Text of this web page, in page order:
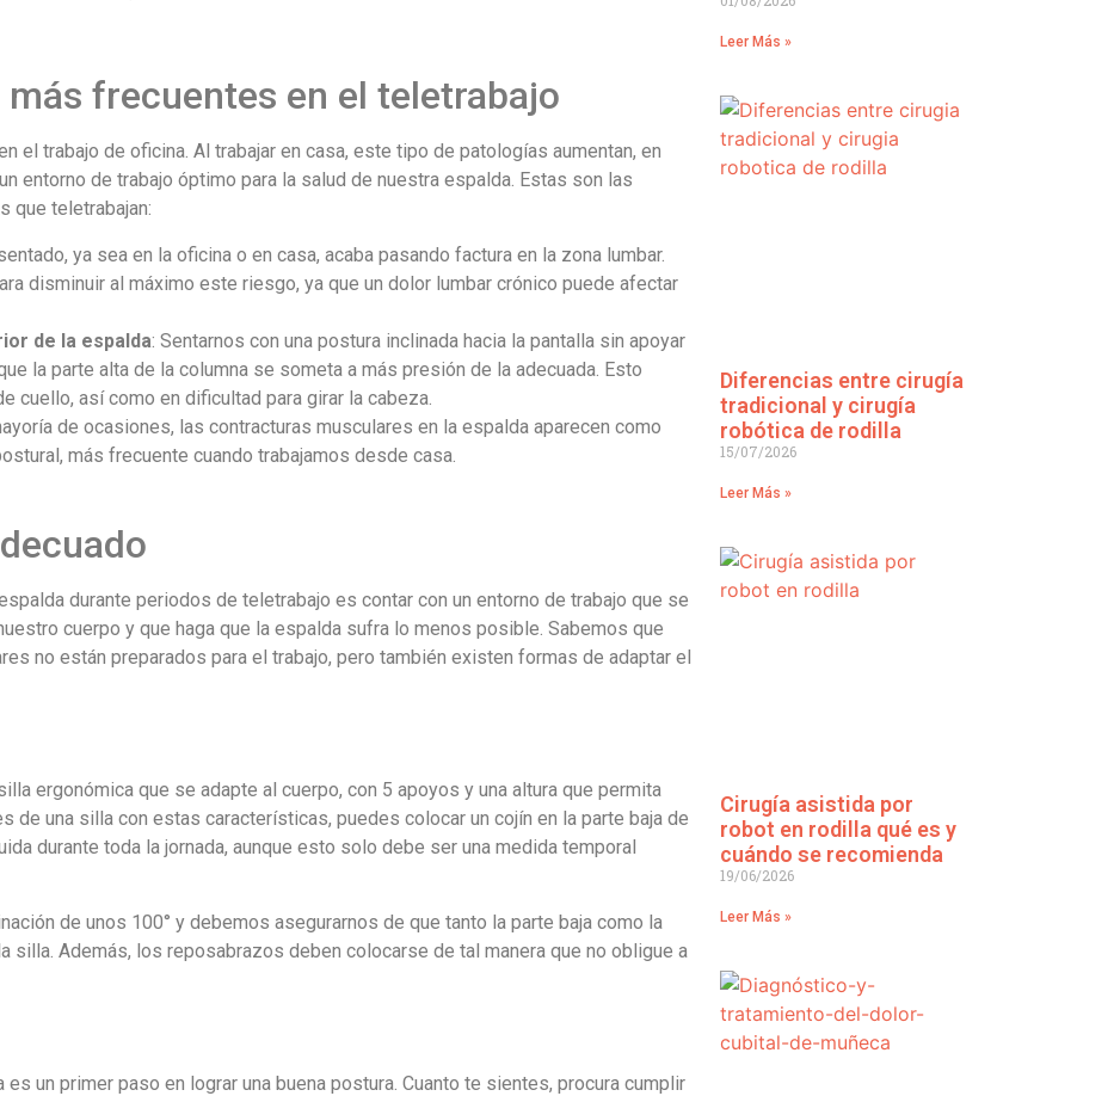
más frecuentes en el teletrabajo
el trabajo de oficina. Al trabajar en casa, este tipo de patologías aumentan, en
entorno de trabajo óptimo para la salud de nuestra espalda. Estas son las
que teletrabajan:
ya sea en la oficina o en casa, acaba pasando factura en la zona lumbar.
disminuir al máximo este riesgo, ya que un dolor lumbar crónico puede afectar
de la espalda: Sentarnos con una postura inclinada hacia la pantalla sin apoyar
la parte alta de la columna se someta a más presión de la adecuada. Esto
cuello, así como en dificultad para girar la cabeza.
de ocasiones, las contracturas musculares en la espalda aparecen como
más frecuente cuando trabajamos desde casa.
durante periodos de teletrabajo es contar con un entorno de trabajo que se
cuerpo y que haga que la espalda sufra lo menos posible. Sabemos que
no están preparados para el trabajo, pero también existen formas de adaptar el
ergonómica que se adapte al cuerpo, con 5 apoyos y una altura que permita
de una silla con estas características, puedes colocar un cojín en la parte baja de
durante toda la jornada, aunque esto solo debe ser una medida temporal
de unos 100° y debemos asegurarnos de que tanto la parte baja como la
silla. Además, los reposabrazos deben colocarse de tal manera que no obligue a
es un primer paso en lograr una buena postura. Cuanto te sientes, procura cumplir
Leer Más »
Diferencias entre cirugía
tradicional y cirugía
robótica de rodilla
15/07/2026
Leer Más »
Cirugía asistida por
robot en rodilla qué es y
cuándo se recomienda
19/06/2026
Leer Más »